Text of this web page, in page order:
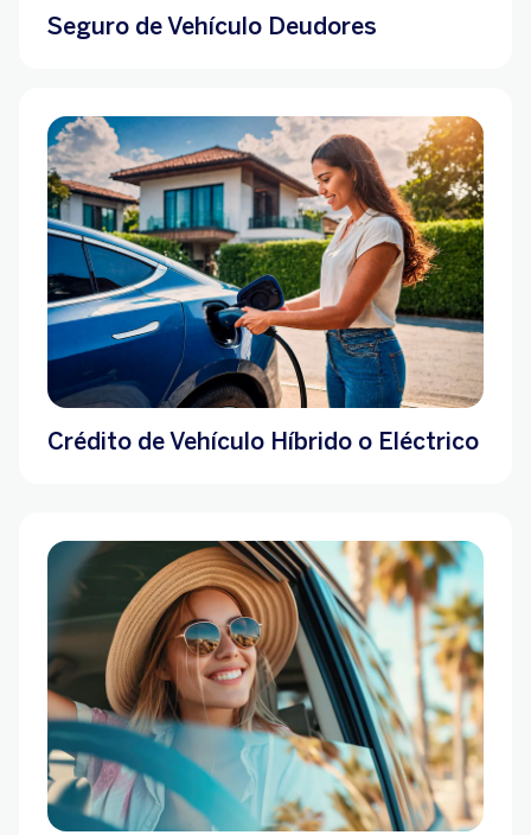
Seguro de Vehículo Deudores
Crédito de Vehículo Híbrido o Eléctrico